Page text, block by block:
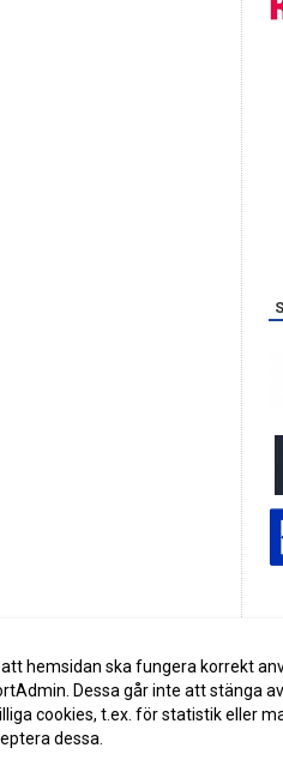
att hemsidan ska fungera korrekt
Dessa går inte att stänga
cookies, t.ex. för statistik eller
dessa.